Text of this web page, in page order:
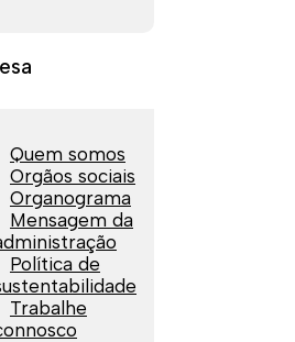
Quem somos
Orgãos sociais
Organograma
Mensagem da
Política de
Trabalhe